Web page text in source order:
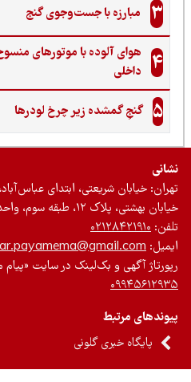
مبارزه با جست‌وجوی گنج‌
هوای آلوده با موتورهای
داخلی
گنجِ گمشده زیر چرخ لودرها
خیابان شریعتی، ابتدای عباس‌آباد،
بهشتی، پلاک ۱۲، طبقه سوم، واحد ۵
۰۲۱۲۸۴۲۱۹۱۰
آگهی و بک‌لینک در سایت «پیام ما»:
مرتبط
پایگاه خبری گلونی